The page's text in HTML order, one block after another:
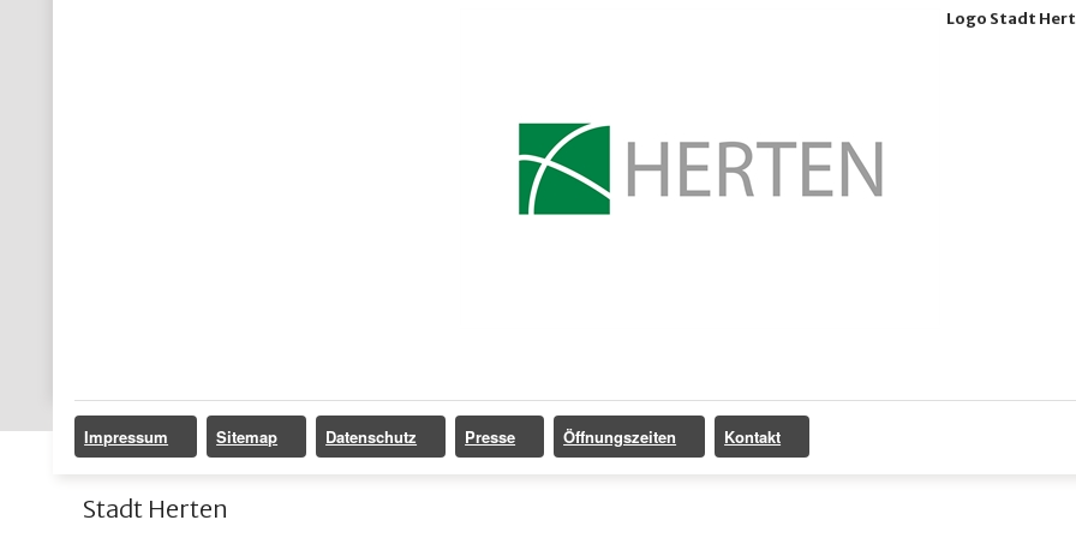
Logo Stadt
Impressum Sitemap Datenschutz Presse Öffnungszeiten Kontakt
Stadt Herten